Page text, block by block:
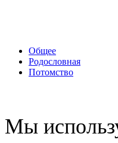
Общее
Родословная
Потомство
Мы